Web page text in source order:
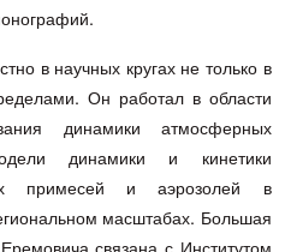
в научных кругах не только в
Он работал в области
динамики атмосферных
динамики и кинетики
примесей и аэрозолей в
масштабах. Большая